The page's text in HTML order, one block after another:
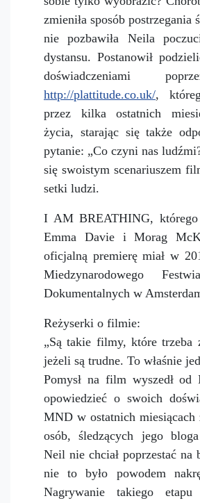
zmieniła sposób postrzegania
nie pozbawiła Neila
dystansu. Postanowił
doświadczeniami
http://plattitude.co.uk/,
przez kilka ostatnich
życia, starając się także
pytanie: „Co czyni nas
się swoistym scenariuszem
setki ludzi.
I AM BREATHING,
Emma Davie i Morag
oficjalną premierę miał w
Miedzynarodowego
Dokumentalnych w
Reżyserki o filmie:
„Są takie filmy, które trzeba
jeżeli są trudne. To właśnie
Pomysł na film wyszedł od
opowiedzieć o swoich
MND w ostatnich miesiącach
osób, śledzących jego
Neil nie chciał poprzestać na
nie to było powodem
Nagrywanie takiego